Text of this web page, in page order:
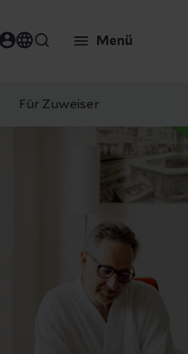
Menü
Für Zuweiser